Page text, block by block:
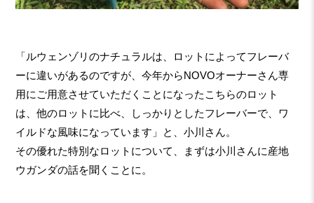
「ルウェンゾリのナチュラルは、ロットによってフレーバ
ーに違いがあるのですが、今年からNOVOオーナーさん専
用にご用意させていただくことになったこちらのロット
は、他のロットに比べ、しっかりとしたフレーバーで、ワ
イルドな風味になっています」と、小川さん。
その優れた特別なロットについて、まずは小川さんに産地
ウガンダの話を聞くことに。